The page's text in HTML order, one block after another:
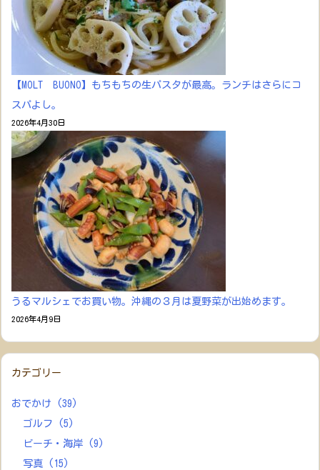
【MOLT BUONO】もちもちの生パスタが最高。ランチはさらにコ
スパよし。
2026年4月30日
うるマルシェでお買い物。沖縄の３月は夏野菜が出始めます。
2026年4月9日
カテゴリー
おでかけ
(39)
ゴルフ
(5)
ビーチ・海岸
(9)
写真
(15)